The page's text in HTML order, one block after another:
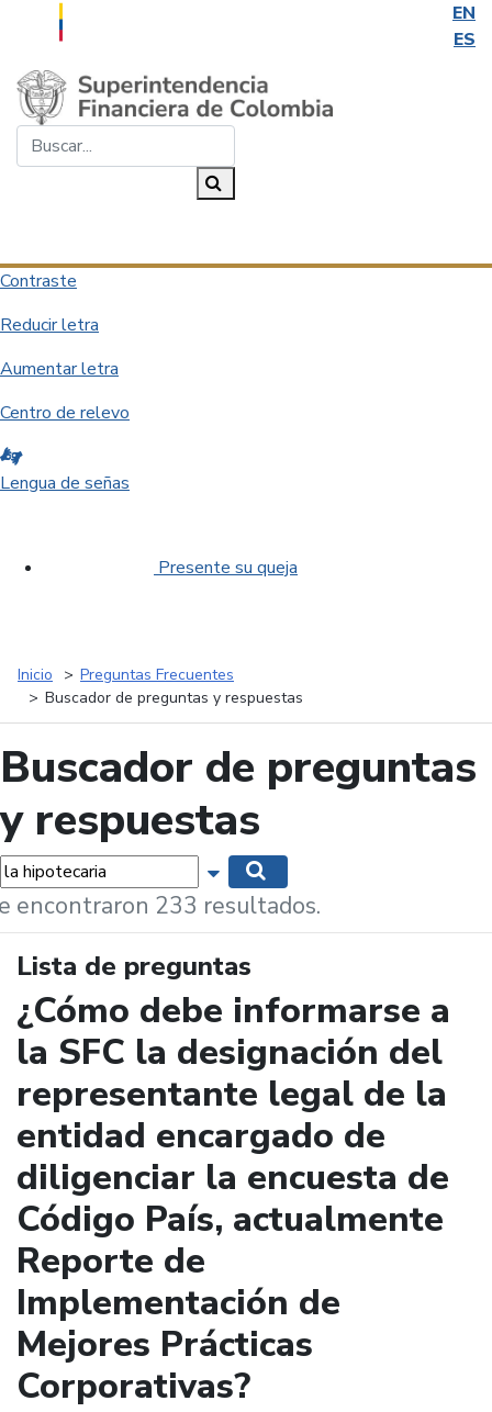
EN
ES
Saltar al contenido principal
Contraste
Reducir letra
Aumentar letra
Centro de relevo
Lengua de señas
Presente su queja
Inicio
Preguntas Frecuentes
Buscador de preguntas y respuestas
Buscador de preguntas
y respuestas
Mostrar opciones de búsqueda
encontraron 233 resultados.
Lista de preguntas
¿Cómo debe informarse a
la SFC la designación del
representante legal de la
entidad encargado de
diligenciar la encuesta de
Código País, actualmente
Reporte de
Implementación de
Mejores Prácticas
Corporativas?